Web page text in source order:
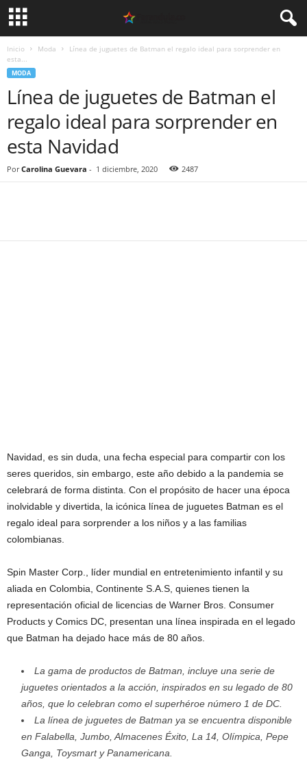
Inicio Moda
Línea de juguetes de Batman el regalo ideal para sorprender en
esta...
MODA
Línea de juguetes de Batman el
regalo ideal para sorprender en
esta Navidad
Por Carolina Guevara - 1 diciembre, 2020 2487
Navidad, es sin duda, una fecha especial para compartir con los
seres queridos, sin embargo, este año debido a la pandemia se
celebrará de forma distinta. Con el propósito de hacer una época
inolvidable y divertida, la icónica línea de juguetes Batman es el
regalo ideal para sorprender a los niños y a las familias
colombianas.
Spin Master Corp., líder mundial en entretenimiento infantil y su
aliada en Colombia, Continente S.A.S, quienes tienen la
representación oficial de licencias de Warner Bros. Consumer
Products y Comics DC, presentan una línea inspirada en el legado
que Batman ha dejado hace más de 80 años.
La gama de productos de Batman, incluye una serie de
juguetes orientados a la acción, inspirados en su legado de 80
años, que lo celebran como el superhéroe número 1 de DC.
La línea de juguetes de Batman ya se encuentra disponible
en Falabella, Jumbo, Almacenes Éxito, La 14, Olímpica, Pepe
Ganga, Toysmart y Panamericana.